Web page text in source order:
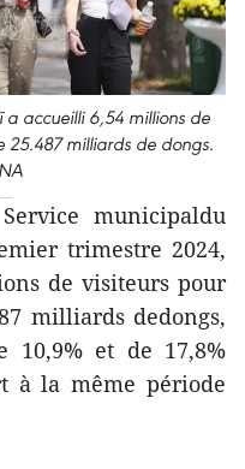
accueilli 6,54 millions de
25.487 milliards de dongs.
municipaldu
trimestre 2024,
de visiteurs pour
milliards dedongs,
10,9% et de 17,8%
à la même période